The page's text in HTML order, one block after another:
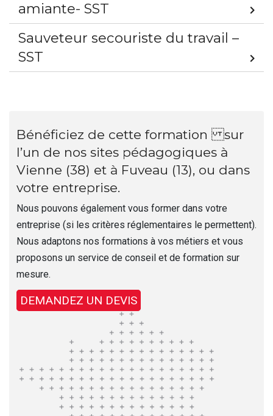
amiante- SST
Sauveteur secouriste du travail –
SST
Bénéficiez de cette formation sur
l’un de nos sites pédagogiques à
Vienne (38) et à Fuveau (13), ou dans
votre entreprise.
Nous pouvons également vous former dans votre
entreprise (si les critères réglementaires le permettent).
Nous adaptons nos formations à vos métiers et vous
proposons un service de conseil et de formation sur
mesure.
DEMANDEZ UN DEVIS